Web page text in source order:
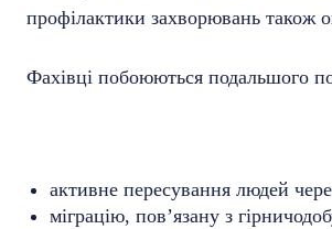
профілактики захворювань також
Фахівці побоюються подальшого
активне пересування людей
міграцію, пов’язану з